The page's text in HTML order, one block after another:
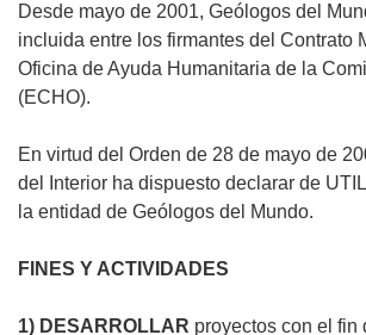
Desde mayo de 2001, Geólogos del
incluida entre los firmantes del Contrato
Oficina de Ayuda Humanitaria de la
(ECHO).
En virtud del Orden de 28 de mayo de
del Interior ha dispuesto declarar de
la entidad de Geólogos del Mundo.
FINES Y ACTIVIDADES
1) DESARROLLAR proyectos con el fin